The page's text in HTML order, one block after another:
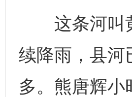
这条河叫黄
续降雨，县河
多。熊唐辉